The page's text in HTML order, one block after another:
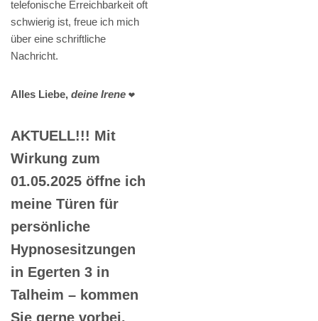
telefonische Erreichbarkeit oft
schwierig ist, freue ich mich
über eine schriftliche
Nachricht.
Alles Liebe, deine Irene ❤️
AKTUELL!!! Mit
Wirkung zum
01.05.2025 öffne ich
meine Türen für
persönliche
Hypnosesitzungen
in Egerten 3 in
Talheim – kommen
Sie gerne vorbei.